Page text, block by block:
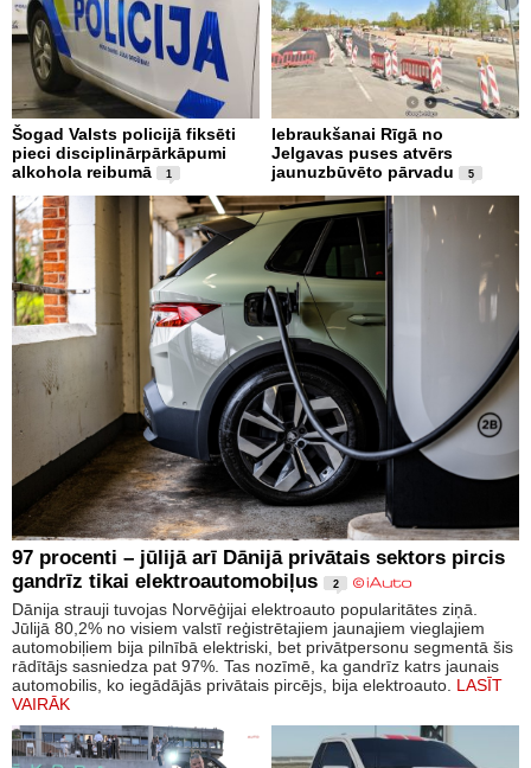
Šogad Valsts policijā fiksēti
pieci disciplinārpārkāpumi
alkohola reibumā
1
Iebraukšanai Rīgā no
Jelgavas puses atvērs
jaunuzbūvēto pārvadu
5
97 procenti – jūlijā arī Dānijā privātais sektors pircis
gandrīz tikai elektroautomobiļus
2
Dānija strauji tuvojas Norvēģijai elektroauto popularitātes ziņā.
Jūlijā 80,2% no visiem valstī reģistrētajiem jaunajiem vieglajiem
automobiļiem bija pilnībā elektriski, bet privātpersonu segmentā šis
rādītājs sasniedza pat 97%. Tas nozīmē, ka gandrīz katrs jaunais
automobilis, ko iegādājās privātais pircējs, bija elektroauto. LASĪT
VAIRĀK